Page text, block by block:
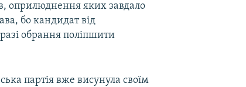
оприлюднення яких завдало
бо кандидат від
обрання поліпшити
партія вже висунула своїм